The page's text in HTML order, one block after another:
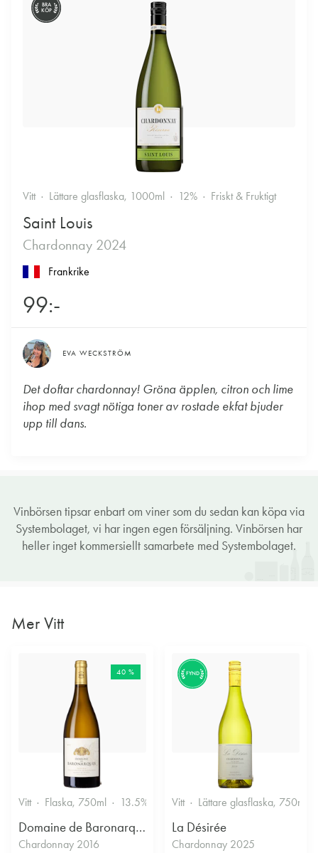
BRA
KÖP
Vitt Lättare glasflaska, 1000ml 12% Friskt & Fruktigt
Saint Louis
Chardonnay 2024
Frankrike
99:-
EVA WECKSTRÖM
Det doftar chardonnay! Gröna äpplen, citron och lime
ihop med svagt nötiga toner av rostade ekfat bjuder
upp till dans.
Vinbörsen tipsar enbart om viner som du sedan kan köpa via
Systembolaget, vi har ingen egen försäljning. Vinbörsen har
heller inget kommersiellt samarbete med Systembolaget.
Mer Vitt
40 %
Vitt Flaska, 750ml 13.5%
Domaine de Baronarques
Chardonnay 2016
FYND
Vitt Lättare glasflaska, 750ml
La Désirée
Chardonnay 2025